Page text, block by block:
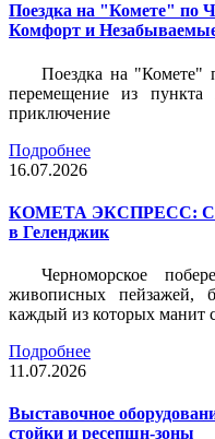
Поездка на "Комете" по
Комфорт и
Поездка на "Комете"
перемещение из
приключение
Подробнее
16.07.2026
КОМЕТА ЭКСПРЕСС:
в Геленджик
Черноморское
живописных пейзажей,
каждый из которых манит
Подробнее
11.07.2026
Выставочное
стойки и ресепшн-зоны